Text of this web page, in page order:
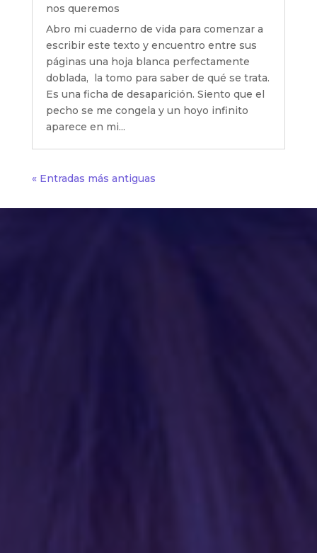
nos queremos
Abro mi cuaderno de vida para comenzar a
escribir este texto y encuentro entre sus
páginas una hoja blanca perfectamente
doblada, la tomo para saber de qué se trata.
Es una ficha de desaparición. Siento que el
pecho se me congela y un hoyo infinito
aparece en mi...
« Entradas más antiguas